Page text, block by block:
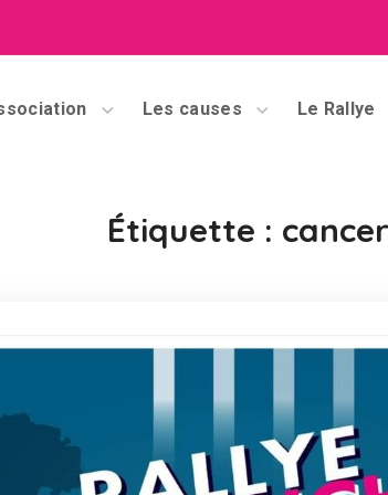
Les causes Le Rallye
Étiquette : cancer